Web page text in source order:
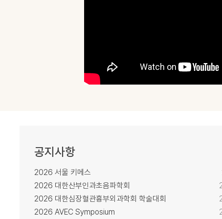
공지사항
2026 서울 키메스
2026 대한산부인과초음파학회
2026 대한심장혈관흉부외과학회 학술대회
2026 AVEC Symposium